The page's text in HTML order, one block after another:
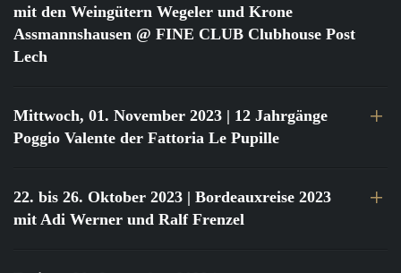
mit den Weingütern Wegeler und Krone
Assmannshausen @ FINE CLUB Clubhouse Post
Lech
Mittwoch, 01. November 2023 | 12 Jahrgänge
Poggio Valente der Fattoria Le Pupille
22. bis 26. Oktober 2023 | Bordeauxreise 2023
mit Adi Werner und Ralf Frenzel